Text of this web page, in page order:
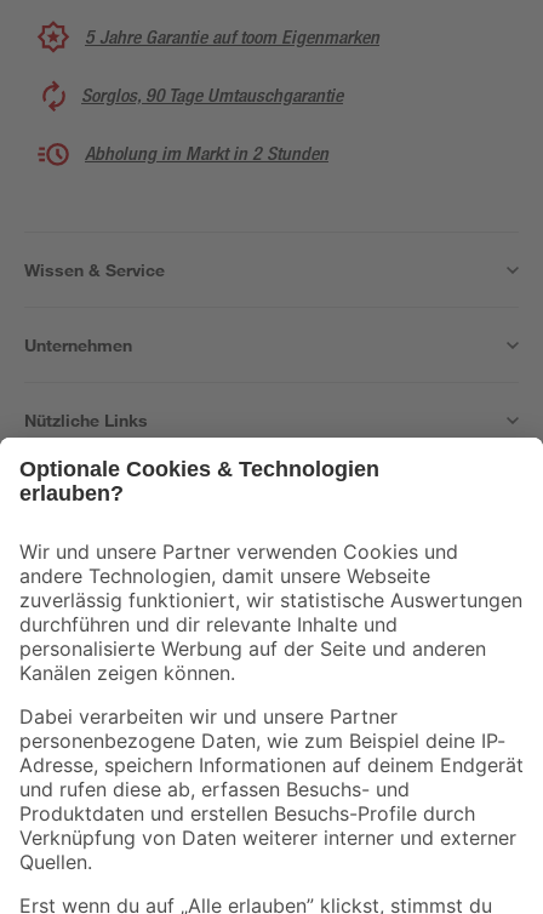
5 Jahre Garantie auf toom Eigenmarken
Sorglos, 90 Tage Umtauschgarantie
Abholung im Markt in 2 Stunden
Wissen & Service
Unternehmen
Nützliche Links
Der toom Newsletter: Keine Angebote und Aktionen mehr verpassen!
Zur Newsletter Anmeldung
Folge uns
Zahlungsarten Versandarten
Sicher einkaufen